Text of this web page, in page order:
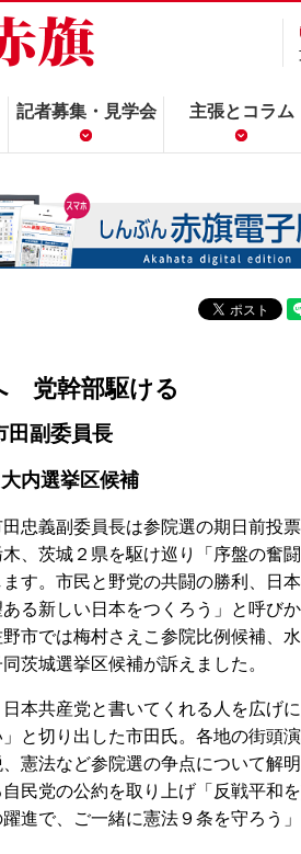
記者募集・見学会 主張とコラム
党幹部駆ける
田副委員長
内選挙区候補
忠義副委員長は参院選の期日前投
、茨城２県を駆け巡り「序盤の奮
す。市民と野党の共闘の勝利、日
る新しい日本をつくろう」と呼び
市では梅村さえこ参院比例候補、
茨城選挙区候補が訴えました。
本共産党と書いてくれる人を広げ
と切り出した市田氏。各地の街頭
憲法など参院選の争点について解明
自民党の公約を取り上げ「反戦平和
進で、ご一緒に憲法９条を守ろう」